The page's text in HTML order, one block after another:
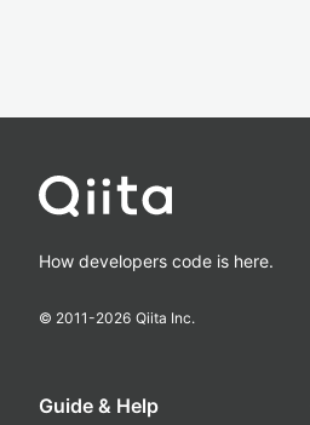
How developers code is here.
© 2011-2026 Qiita Inc.
Guide & Help